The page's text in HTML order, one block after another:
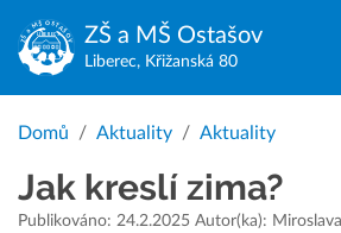
ZŠ a MŠ Ostašov
Liberec, Křižanská 80
Domů Aktuality Aktuality
Jak kreslí zima?
Publikováno: 24.2.2025 Autor(ka):